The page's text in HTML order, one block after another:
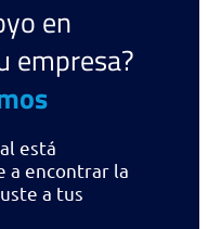
en
empresa?
está
a encontrar la
a tus